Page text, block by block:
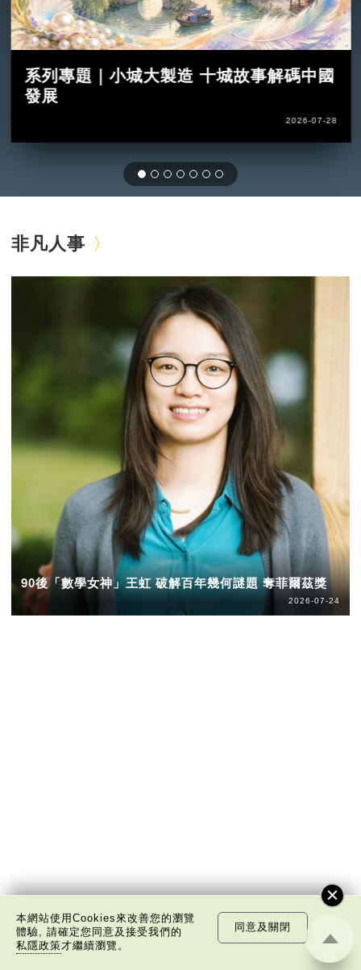
系列專題｜小城大製造 十城故事解碼中國
發展
2026-07-28
非凡人事
90後「數學女神」王虹 破解百年幾何謎題 奪菲爾茲獎
2026-07-24
本網站使用Cookies來改善您的瀏覽
體驗, 請確定您同意及接受我們的
私隱政策才繼續瀏覽。
同意及關閉